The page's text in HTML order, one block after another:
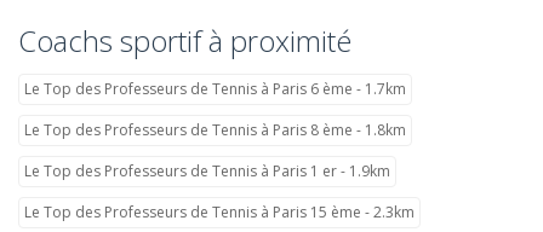
Coachs sportif à proximité
Le Top des Professeurs de Tennis à Paris 6 ème - 1.7km
Le Top des Professeurs de Tennis à Paris 8 ème - 1.8km
Le Top des Professeurs de Tennis à Paris 1 er - 1.9km
Le Top des Professeurs de Tennis à Paris 15 ème - 2.3km